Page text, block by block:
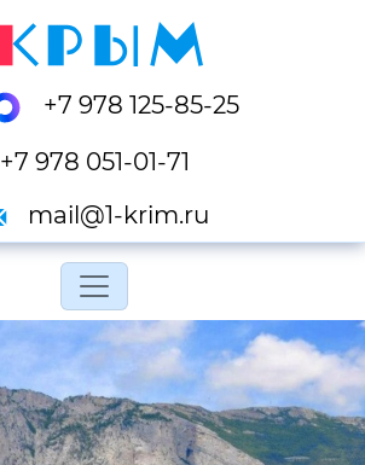
+7 978 125-85-25
+7 978 051-01-71
mail@1-krim.ru
Переключить